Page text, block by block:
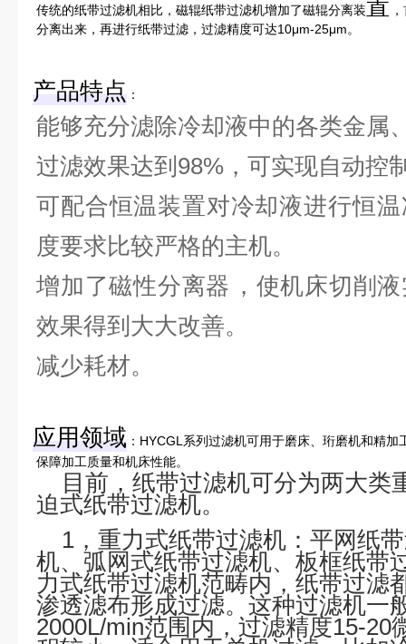
传统的纸带过滤机相比，磁辊纸带过滤机增加了磁辊分离装置
分离出来，再进行纸带过滤，过滤精度可达10μm-25μm。
产品特点 ‌：
能够充分滤除冷却液中的各类金属
过滤效果达到98%，可实现自动控
可配合恒温装置对冷却液进行恒
度要求比较严格的主机。
增加了磁性分离器 ，使机床切削
效果得到大大改善。
减少耗材。
应用领域 ：HYCGL系列过滤机可用于磨床、珩磨机和精
保障加工质量和机床性能。
目前，纸带过滤机可分为两大类
迫式纸带过滤机。
1， 重力式纸带过滤机 ：平网纸
机、弧网式纸带过滤机、板框纸带
力式纸带过滤机范畴内， 纸带过滤
渗透滤布形成过滤。这种过滤机一
2000L/min范围内，过滤精度15-20